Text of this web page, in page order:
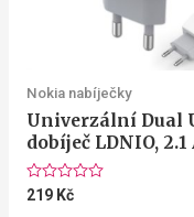
Nokia nabíječky
Univerzální Dual
dobíječ LDNIO, 2.1
Hodnocení
219 Kč